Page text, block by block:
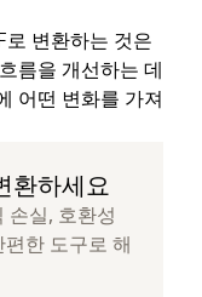
변환하는 것은
름을 개선하는 데
어떤 변화를 가져
환하세요
손실, 호환성
한 도구로 해